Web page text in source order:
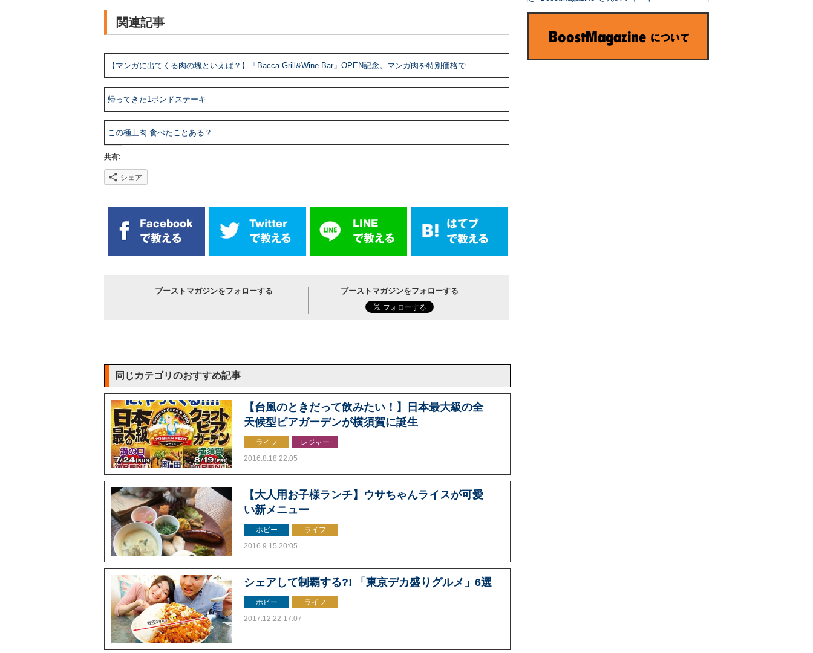
関連記事
【マンガに出てくる肉の塊といえば？】「Bacca Grill&Wine Bar」OPEN記念。マンガ肉を特別価格で
帰ってきた1ポンドステーキ
この極上肉 食べたことある？
共有:
シェア
ブーストマガジンをフォローする ブーストマガジンをフォローする
同じカテゴリのおすすめ記事
【台風のときだって飲みたい！】日本最大級の全
天候型ビアガーデンが横須賀に誕生
ライフ
レジャー
2016.8.18 22:05
【大人用お子様ランチ】ウサちゃんライスが可愛
い新メニュー
ホビー
ライフ
2016.9.15 20:05
シェアして制覇する?! 「東京デカ盛りグルメ」6選
ホビー
ライフ
2017.12.22 17:07